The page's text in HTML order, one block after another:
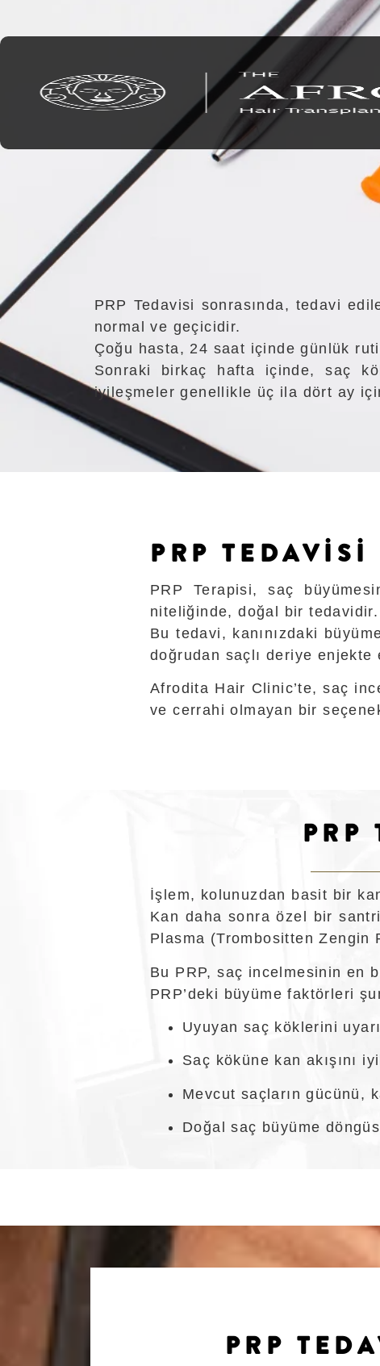
PRP Tedavisi sonrasında, tedavi
normal ve geçicidir.
Çoğu hasta, 24 saat içinde günlük
Sonraki birkaç hafta içinde, saç
iyileşmeler genellikle üç ila dört ay
PRP TEDAVISI
PRP Terapisi, saç
niteliğinde, doğal bir tedavidir.
Bu tedavi, kanınızdaki
doğrudan saçlı deriye
Afrodita Hair Clinic’te, saç
ve cerrahi olmayan bir
PRP
İşlem, kolunuzdan basit bir
Kan daha sonra özel bir
Plasma (Trombositten Zengin
Bu PRP, saç incelmesinin en
PRP’deki büyüme faktörleri
Uyuyan saç köklerini
Saç köküne kan akışını
Mevcut saçların gücünü,
Doğal saç büyüme
PRP